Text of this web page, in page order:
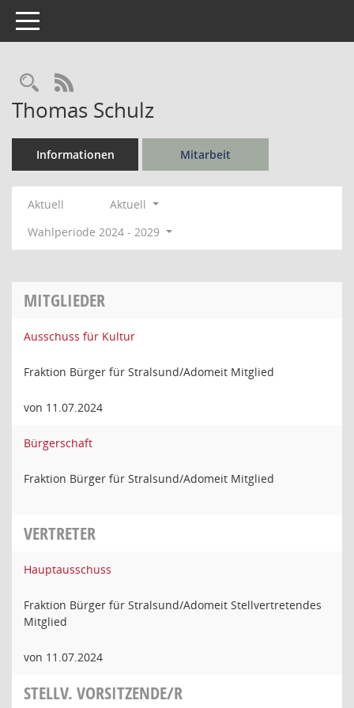
Toggle navigation
Rechercheauswahl
RSS-Feed
Thomas Schulz
Informationen Mitarbeit
Aktuell
Aktuell
Wahlperiode 2024 - 2029
MITGLIEDER
Ausschuss für Kultur
Fraktion Bürger für Stralsund/Adomeit Mitglied
von 11.07.2024
Bürgerschaft
Fraktion Bürger für Stralsund/Adomeit Mitglied
VERTRETER
Hauptausschuss
Fraktion Bürger für Stralsund/Adomeit Stellvertretendes
Mitglied
von 11.07.2024
STELLV. VORSITZENDE/R